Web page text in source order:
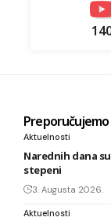
Preporučujemo
Aktuelnosti
Narednih dana
stepeni
3. Augusta 2026.
Aktuelnosti